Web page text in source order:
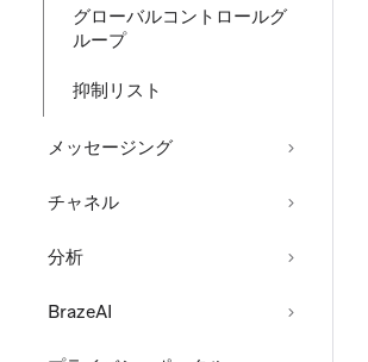
グローバルコントロールグ
ループ
抑制リスト
メッセージング
チャネル
分析
BrazeAI